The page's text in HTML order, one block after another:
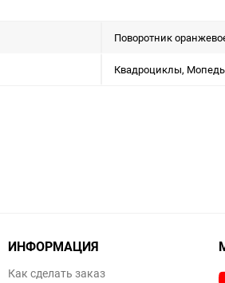
Поворотник
Квадроциклы,
ИНФОРМАЦИЯ
Как сделать заказ